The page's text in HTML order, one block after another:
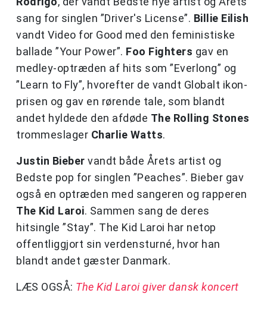
sang for singlen ”Driver's License”. Billie Eilish
vandt Video for Good med den feministiske
ballade ”Your Power”. Foo Fighters gav en
medley-optræden af hits som ”Everlong” og
”Learn to Fly”, hvorefter de vandt Globalt ikon-
prisen og gav en rørende tale, som blandt
andet hyldede den afdøde The Rolling Stones
trommeslager Charlie Watts.
Justin Bieber vandt både Årets artist og
Bedste pop for singlen ”Peaches”. Bieber gav
også en optræden med sangeren og rapperen
The Kid Laroi. Sammen sang de deres
hitsingle ”Stay”. The Kid Laroi har netop
offentliggjort sin verdensturné, hvor han
blandt andet gæster Danmark.
LÆS OGSÅ: The Kid Laroi giver dansk koncert